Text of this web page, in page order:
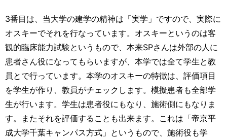
3番目は、当大学の建学の精神は「実学」ですので、実際に
オスキーでそれを行なっています。オスキーというのは客
観的臨床能力試験というもので、本来SPさんは外部の人に
患者さん役になってもらいますが、本学では全て学生と教
員とで行っています。本学のオスキーの特徴は、評価項目
を学生が作り、教員がチェックします。模擬患者も全部学
生が行います。学生は患者役にもなり、施術側にもなりま
す。またそれを評価することも出来ます。これは「帝京平
成大学千葉キャンパス方式」というもので、施術役も学